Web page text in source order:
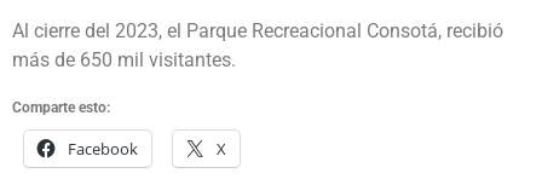
Al cierre del 2023, el Parque Recreacional Consotá, recibió
más de 650 mil visitantes.
Comparte esto:
Facebook X